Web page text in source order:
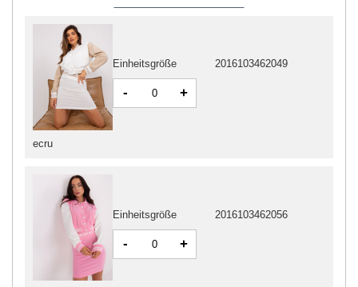
Einheitsgröße 2016103462056
- +
ecru
Einheitsgröße 2016103462049
- +